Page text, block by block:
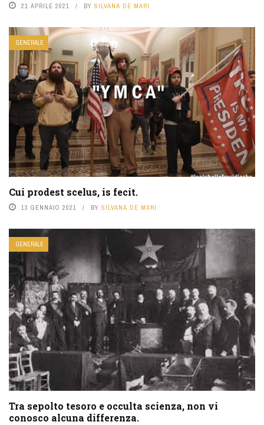
21 APRILE 2021 BY SILVANA DE MARI
GENERALE
Cui prodest scelus, is fecit.
13 GENNAIO 2021 BY SILVANA DE MARI
GENERALE
Tra sepolto tesoro e occulta scienza, non vi
conosco alcuna differenza.